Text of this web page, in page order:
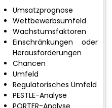
Umsatzprognose
Wettbewerbsumfeld
Wachstumsfaktoren
Einschränkungen oder
Herausforderungen
Chancen
Umfeld
Regulatorisches Umfeld
PESTLE-Analyse